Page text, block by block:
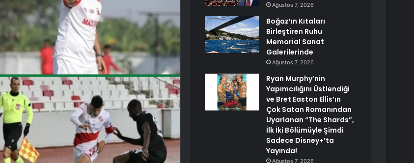
Ağustos 7, 2026
Boğaz’ın Kıtaları
Birleştiren Ruhu
Memorial Sanat
Galerilerinde
Ağustos 7, 2026
Ryan Murphy’nin
Yapımcılığını Üstlendiği
ve Bret Easton Ellis’ın
Çok Satan Romanından
Uyarlanan “The Shards”,
İlk İki Bölümüyle Şimdi
Sadece Disney+’ta
Yayında!
Ağustos 7, 2026